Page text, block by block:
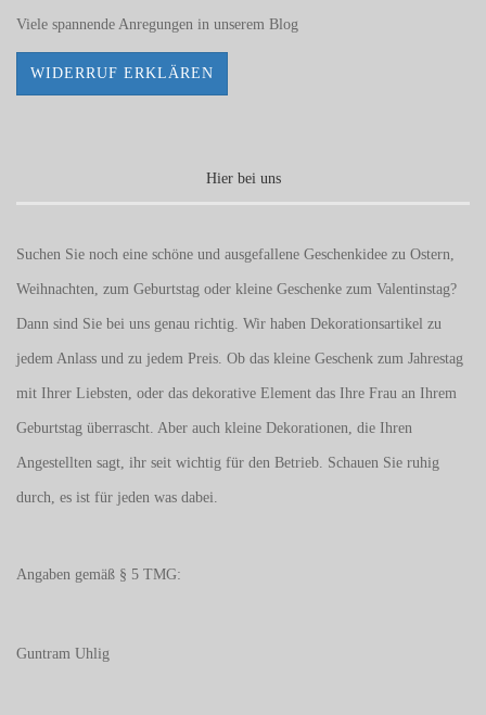
Viele spannende Anregungen in unserem Blog
WIDERRUF ERKLÄREN
Hier bei uns
Suchen Sie noch eine schöne und ausgefallene Geschenkidee zu Ostern,
Weihnachten, zum Geburtstag oder kleine Geschenke zum Valentinstag?
Dann sind Sie bei uns genau richtig. Wir haben Dekorationsartikel zu
jedem Anlass und zu jedem Preis. Ob das kleine Geschenk zum Jahrestag
mit Ihrer Liebsten, oder das dekorative Element das Ihre Frau an Ihrem
Geburtstag überrascht. Aber auch kleine Dekorationen, die Ihren
Angestellten sagt, ihr seit wichtig für den Betrieb. Schauen Sie ruhig
durch, es ist für jeden was dabei.
Angaben gemäß § 5 TMG:
Guntram Uhlig